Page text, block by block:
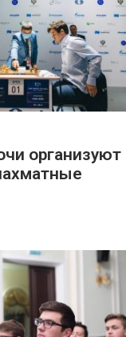
организуют